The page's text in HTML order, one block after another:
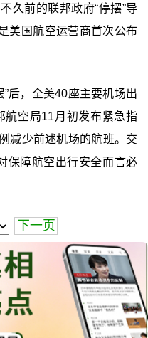
久前的联邦政府“停摆”导
美国航空运营商首次公布
后，全美40座主要机场出
航空局11月初发布紧急指
减少前述机场的航班。交
保障航空出行安全而言必
下一页